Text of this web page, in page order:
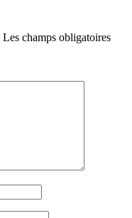
Les champs obligatoires